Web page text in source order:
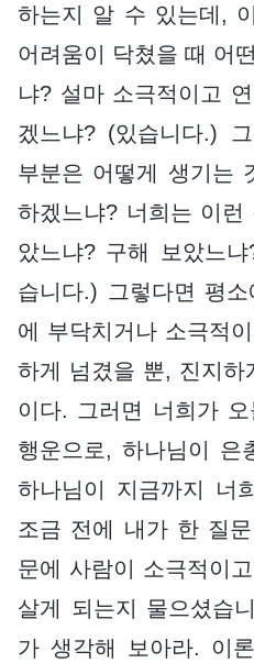
하는지 알 수 있는데,
어려움이 닥쳤을 때 어
냐? 설마 소극적이고
겠느냐? (있습니다.)
부분은 어떻게 생기는
하겠느냐? 너희는 이
았느냐? 구해 보았느
습니다.) 그렇다면 평
에 부닥치거나 소극적
하게 넘겼을 뿐, 진지
이다. 그러면 너희가
행운으로, 하나님이 은
하나님이 지금까지 너
조금 전에 내가 한 질
문에 사람이 소극적이
살게 되는지 물으셨습
가 생각해 보아라. 이